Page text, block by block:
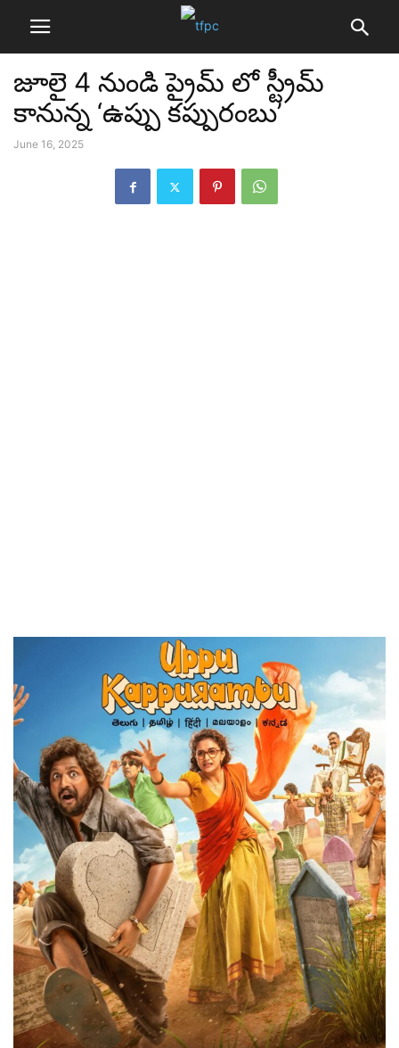
జూలై 4 నుండి ప్రైమ్ లో స్ట్రీమ్
కానున్న ‘ఉప్పు కప్పురంబు’
June 16, 2025